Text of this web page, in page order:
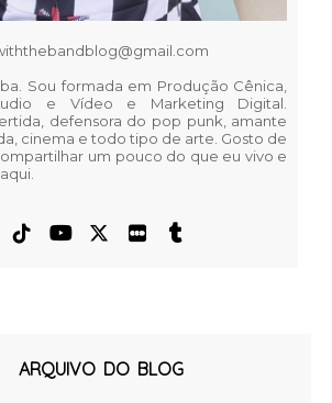
Sou formada em Produção Cênica,
e Vídeo e Marketing Digital.
defensora do pop punk, amante
cinema e todo tipo de arte. Gosto de
um pouco do que eu vivo e
ARQUIVO DO BLOG